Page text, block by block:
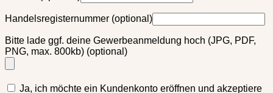
Handelsregisternummer (optional)
Bitte lade ggf. deine Gewerbeanmeldung hoch (JPG, PDF,
PNG, max. 800kb) (optional)
Ja, ich möchte ein Kundenkonto eröffnen und akzeptiere